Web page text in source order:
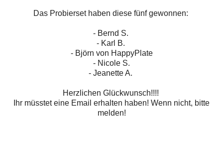
Das Probierset haben diese fünf gewonnen:
- Bernd S.
- Karl B.
- Björn von HappyPlate
- Nicole S.
- Jeanette A.
Herzlichen Glückwunsch!!!!
Ihr müsstet eine Email erhalten haben! Wenn nicht, bitte
melden!